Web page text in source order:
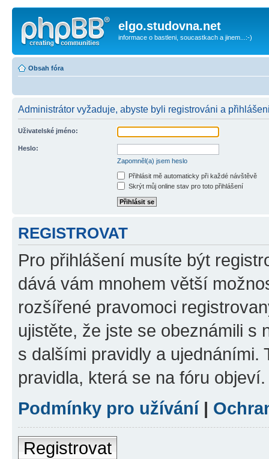
elgo.studovna.net
informace o bastleni, soucastkach a jinem...:-)
Obsah fóra
Administrátor vyžaduje, abyste byli registrováni a
Uživatelské jméno:
Heslo:
Zapomněl(a) jsem heslo
Přihlásit mě automaticky při každé návštěvě
Skrýt můj online stav pro toto přihlášení
REGISTROVAT
Pro přihlášení musíte být
dává vám mnohem větší
rozšířené pravomoci
ujistěte, že jste se obeznámili s
s dalšími pravidly a ujednáními.
pravidla, která se na fóru objeví.
Podmínky pro užívání |
Registrovat